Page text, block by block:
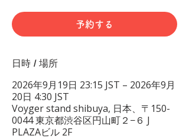
予約する
日時 / 場所
2026年9月19日 23:15 JST – 2026年9月
20日 4:30 JST
Voyger stand shibuya, 日本、〒150-
0044 東京都渋谷区円山町２−６ J
PLAZAビル 2F